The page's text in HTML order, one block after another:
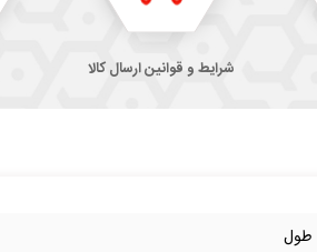
شرایط و قوانین ارسال کالا
طول